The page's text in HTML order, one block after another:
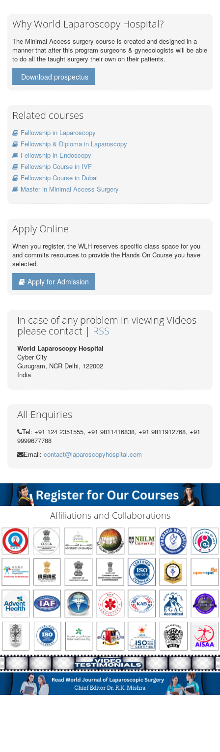
Why World Laparoscopy Hospital?
The Minimal Access surgery course is created and designed in a
manner that after this program surgeons & gynecologists will be able
to do all the taught surgery their own on their patients.
Download prospectus
Related courses
Fellowship in Laparoscopy
Fellowship & Diploma in Laparoscopy
Fellowship in Endoscopy
Fellowship Course in IVF
Fellowship Course in Dubai
Master in Minimal Access Surgery
Apply Online
When you register, the WLH reserves specific class space for you
and commits resources to provide the Hands On Course you have
selected.
Apply for Admission
In case of any problem in viewing Videos
please contact | RSS
World Laparoscopy Hospital
Cyber City
Gurugram, NCR Delhi, 122002
India
All Enquiries
Tel: +91 124 2351555, +91 9811416838, +91 9811912768, +91
9999677788
Email: contact@laparoscopyhospital.com
Affiliations and Collaborations